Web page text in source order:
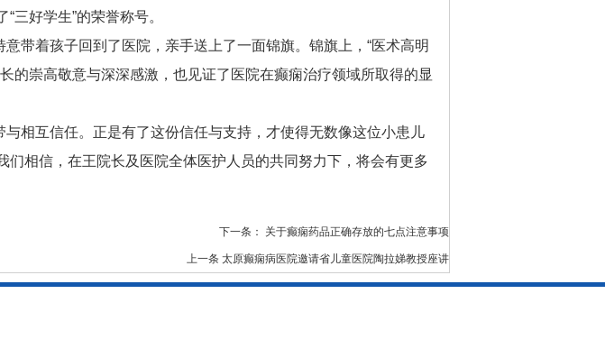
三好学生”的荣誉称号。
带着孩子回到了医院，亲手送上了一面锦旗。锦旗上，“医术高明
的崇高敬意与深深感激，也见证了医院在癫痫治疗领域所取得的显
相互信任。正是有了这份信任与支持，才使得无数像这位小患儿
相信，在王院长及医院全体医护人员的共同努力下，将会有更多
下一条： 关于癫痫药品正确存放的七点注意事项
上一条 太原癫痫病医院邀请省儿童医院陶拉娣教授座讲